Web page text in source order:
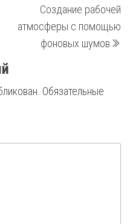
Создание рабочей
атмосферы с помощью
фоновых шумов
Обязательные